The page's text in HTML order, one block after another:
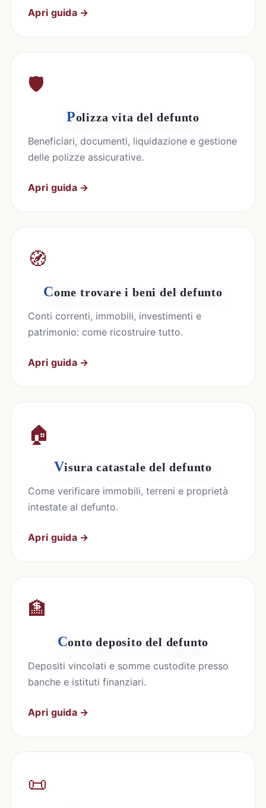
Apri guida →
🛡️
Polizza vita del defunto
Beneficiari, documenti, liquidazione e gestione
delle polizze assicurative.
Apri guida →
🧭
Come trovare i beni del defunto
Conti correnti, immobili, investimenti e
patrimonio: come ricostruire tutto.
Apri guida →
🏠
Visura catastale del defunto
Come verificare immobili, terreni e proprietà
intestate al defunto.
Apri guida →
🏦
Conto deposito del defunto
Depositi vincolati e somme custodite presso
banche e istituti finanziari.
Apri guida →
📜